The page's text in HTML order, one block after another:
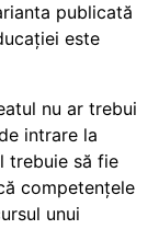
publicată
este
nu ar trebui
intrare la
trebuie să fie
competențele
unui